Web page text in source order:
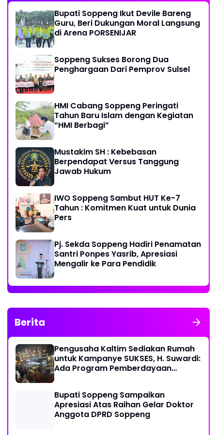
Bupati Soppeng Ikut Devile Bareng
Guru, Beri Dukungan Moral Langsung
di Arena PORSENIJAR
Soppeng Sukses Borong Dua
Penghargaan Dari Pemprov Sulsel
HMI Cabang Soppeng Peringati
Tahun Baru Islam dengan Kegiatan
“HMI Berbagi”
Mustakim SH : Kebebasan
Berpendapat Versus Tanggung
Jawab Hukum
IWO Soppeng Sambut HUT Ke-7
Tahun : Komitmen Kuat untuk Dunia
Pers
Pj. Sekda Soppeng Hadiri Penamatan
Santri Ponpes Yasrib, Apresiasi
Mengalir ke Para Pendidik
Berita
Pengusaha Kaltim Sediakan Rumah
untuk Kampanye SUKSES, H. Suwardi:
Ada Program Pemberdayaan
Bupati Soppeng Sampaikan
Apresiasi Atas Raihan Gelar Doktor
Anggota DPRD Soppeng